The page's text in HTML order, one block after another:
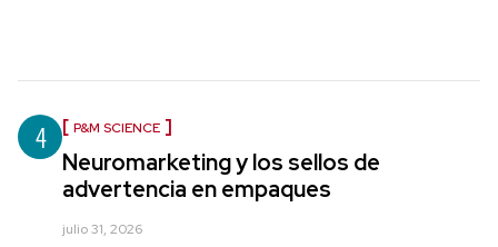
4 P&M SCIENCE
Neuromarketing y los sellos de
advertencia en empaques
julio 31, 2026